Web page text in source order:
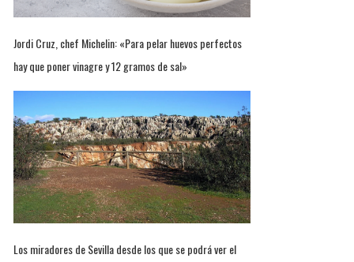
Jordi Cruz, chef Michelin: «Para pelar huevos perfectos
hay que poner vinagre y 12 gramos de sal»
Los miradores de Sevilla desde los que se podrá ver el